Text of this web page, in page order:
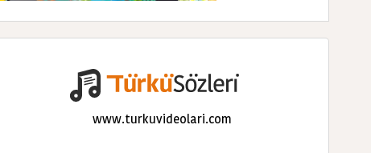
www.turkuvideolari.com